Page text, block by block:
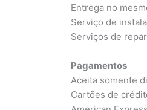
Entrega no
Serviço de
Serviços de
Pagamentos
Aceita somente
Cartões de